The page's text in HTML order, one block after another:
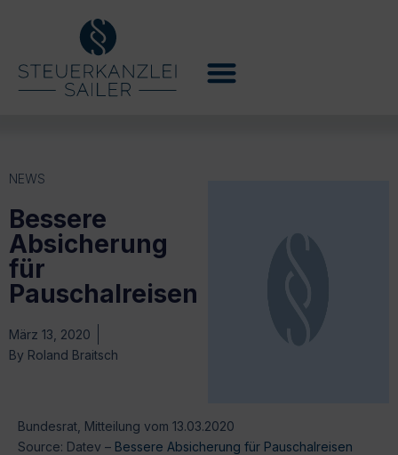
NEWS
Bessere
Absicherung
für
Pauschalreisen
März 13, 2020
By Roland Braitsch
Bundesrat, Mitteilung vom 13.03.2020
Source: Datev – Bessere Absicherung für Pauschalreisen